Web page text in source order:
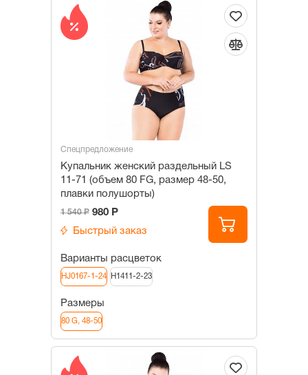
Спецпредложение
Купальник женский раздельный LS
11-71 (объем 80 FG, размер 48-50,
плавки полушорты)
1 540 Р 980 Р
Быстрый заказ
Варианты расцветок
HJ0167-1-24 H1411-2-23
Размеры
80 G, 48-50